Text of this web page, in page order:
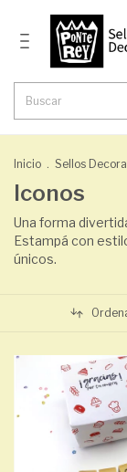
Inicio . Sellos
Iconos
Una forma
Estampá con
únicos.